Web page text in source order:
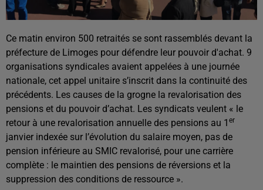
Ce matin environ 500 retraités se sont rassemblés devant la
préfecture de Limoges pour défendre leur pouvoir d'achat. 9
organisations syndicales avaient appelées à une journée
nationale, cet appel unitaire s’inscrit dans la continuité des
précédents. Les causes de la grogne la revalorisation des
pensions et du pouvoir d’achat. Les syndicats veulent « le
retour à une revalorisation annuelle des pensions au 1 er
janvier indexée sur l’évolution du salaire moyen, pas de
pension inférieure au SMIC revalorisé, pour une carrière
complète : le maintien des pensions de réversions et la
suppression des conditions de ressource ».